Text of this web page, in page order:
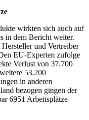
wirkten sich auch auf
in dem Bericht weiter.
und Vertreiber
EU-Experten zufolge
Verlust von 37.700
53.200
in anderen
bezogen gingen der
6951 Arbeitsplätze